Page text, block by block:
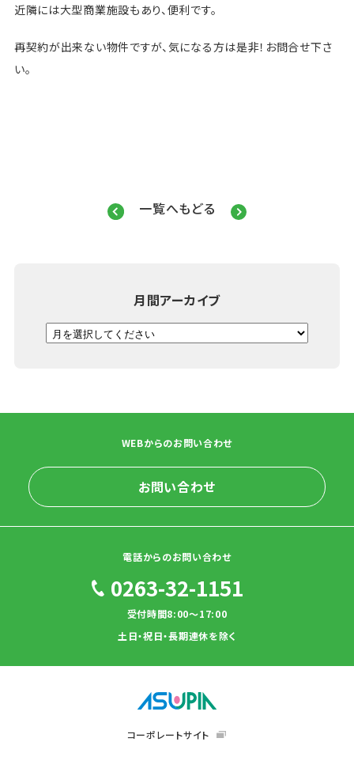
近隣には大型商業施設もあり、便利です。
再契約が出来ない物件ですが、気になる方は是非！お問合せ下さ
い。
一覧へもどる
月間アーカイブ
WEBからのお問い合わせ
お問い合わせ
電話からのお問い合わせ
0263-32-1151
受付時間8:00～17:00
土日・祝日・長期連休を除く
コーポレートサイト